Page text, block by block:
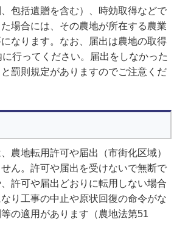
包括遺贈を含む）、時効取得などで
場合には、その農地が所在する農業
なります。なお、届出は農地の取得
行ってください。届出をしなかった
罰則規定がありますのでご注意くだ
農地転用許可や届出（市街化区域）
ん。許可や届出を受けないで無断で
許可や届出どおりに転用しない場合
り工事の中止や原状回復の命令がな
の適用があります（農地法第51